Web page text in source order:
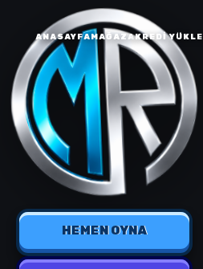
ANASAYFAMAĞAZAKREDI YÜKLE
HEMEN OYNA